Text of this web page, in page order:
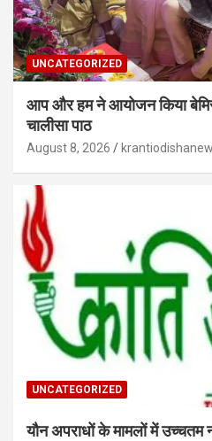
UNCATEGORIZED
आप और हम ने आयोजन किया
चालीसा पाठ
August 8, 2026
UNCATEGORIZED
यौन अपराधों के मामलों में उच्चतम